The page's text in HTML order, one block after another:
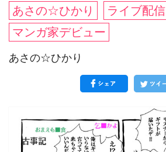
あさの☆ひかり
ライブ配信
マンガ家デビュー
あさの☆ひかり